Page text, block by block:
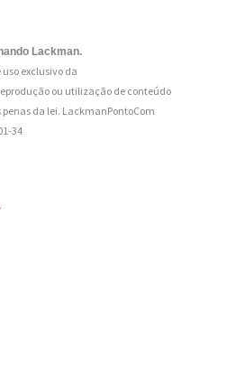
Lackman.
exclusivo da
ou utilização de conteúdo
da lei. LackmanPontoCom
34